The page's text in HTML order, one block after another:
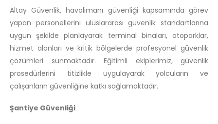
Altay Güvenlik, havalimanı güvenliği kapsamında görev
yapan personellerini uluslararası güvenlik standartlarına
uygun şekilde planlayarak terminal binaları, otoparklar,
hizmet alanları ve kritik bölgelerde profesyonel güvenlik
çözümleri sunmaktadır. Eğitimli ekiplerimiz, güvenlik
prosedürlerini titizlikle uygulayarak yolcuların ve
çalışanların güvenliğine katkı sağlamaktadır.
Şantiye Güvenliği